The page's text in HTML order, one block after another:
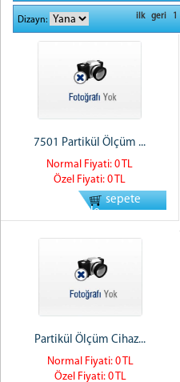
Dizayn: ilk geri 1
7501 Partikül Ölçüm ...
Normal Fiyati: 0 TL
Özel Fiyati: 0 TL
sepete
ekle
Partikül Ölçüm Cihaz...
Normal Fiyati: 0 TL
Özel Fiyati: 0 TL